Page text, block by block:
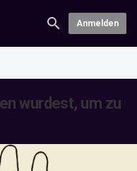
Anmelden
wurdest, um zu